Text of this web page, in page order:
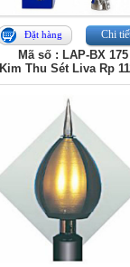
Đặt hàng Chi
Mã số : LAP-BX 175
Kim Thu Sét Liva Rp